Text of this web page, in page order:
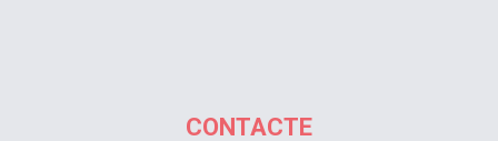
CONTACTE